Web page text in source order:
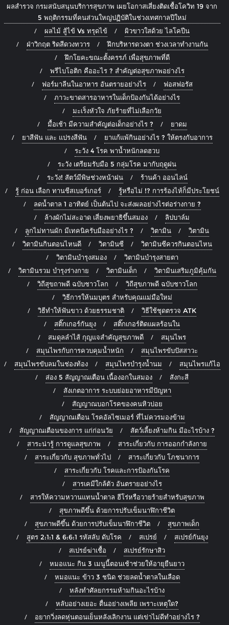
ผลสำรวจ กรมสนับสนุนบริการสุขภาพ เผยโอกาสเสี่ยงติดเชื้อโควิท 19 จาก
5 พฤติกรรมที่คนส่วนใหญ่ปฏิบัติในช่วงเทศกาลปีใหม่
ผลไม้ สู้ไข้ Vs ทรุดไข้
ผิวขาวใสด้วย ไลโคปีน
ฝ่าวิกฤต ริดสีดวงทวาร
ฝึกบริหารดวงตา ช่วงเวลาทำงานกัน
ฝึกโยคะขณะตั้งครรภ์ เพื่อสุขภาพที่ดี
พรีไบโอติก คืออะไร ? สำคัญต่อสุขภาพอย่างไร
ฟอร์มาลีนในอาหาร อันตรายอย่างไร
ฟอสฟอรัส
ภาวะขาดสารอาหารในเด็กป้องกันได้อย่างไร
มะเร็งหัวใจ ภัยร้ายที่ไม่เลือกวัย
มื้อเช้า มีความสำคัญต่อเด็กอย่างไร ?
ยาดม
ยาสีฟัน และ แปรงสีฟัน
ยาแก้แพ้กินอย่างไร ? ให้ตรงกับอาการ
ระวัง 4 โรค พาน้ำหนักลดฮวบ
ระวัง เตรียมรับมือ 5 กลุ่มโรค มากับฤดูฝน
ระวัง! สัตว์มีพิษช่วงหน้าฝน
ร้านค้า ออนไลน์
รู้ ก่อน เลือก ทานชีสเบอร์เกอร์
รู้หรือไม่ !? การร้องไห้ก็มีประโยชน์
ลดน้ำตาล 1 อาทิตย์ เป็นต้นไป จะส่งผลอย่างไรต่อร่างกาย ?
ล้างผักไม่สะอาด เสี่ยงพยาธิขึ้นสมอง
ลิปบาล์ม
ลูกไม่ทานผัก มีเทคนิครับมืออย่างไร ?
วิตามิน
วิตามิน
วิตามินกินตอนไหนดี
วิตามินซี
วิตามินซีควรกินตอนไหน
วิตามินบำรุงสมอง
วิตามินบำรุงสายตา
วิตามินรวม บำรุงร่างกาย
วิตามินเด็ก
วิตามินเสริมภูมิคุ้มกัน
วิถีสุขถาพดี ฉบับชาวโลก
วิถีสุขภาพดี ฉบับชาวโลก
วิธีการให้นมบุตร สำหรับคุณแม่มือใหม่
วิธีทำให้ฟันขาว ด้วยธรรมชาติ
วิธีใช้ชุดตรวจ ATK
สติ๊กเกอร์กันยุง
สติ๊กเกอร์ติดแผลร้อนใน
สมดุลลำไส้ กุญแจสำคัญสุขภาพดี
สมุนไพร
สมุนไพรกับการควบคุมน้ำหนัก
สมุนไพรขับปัสสาวะ
สมุนไพรขับลมในช่องท้อง
สมุนไพรบำรุงน้ำนม
สมุนไพรแก้ไอ
ส่อง 5 สัญญาณเตือน เนื้องอกในสมอง
สังกะสี
สังเกตอาการ ระบบย่อยอาหารมีปัญหา
สัญญาณบอกโรคของคนหิวบ่อย
สัญญาณเตือน โรคอัลไซเมอร์ ที่ไม่ควรมองข้าม
สัญญาณเตือนของการ แก่ก่อนวัย
สัตว์เลี้ยงห้ามกิน มีอะไรบ้าง ?
สาระน่ารู้ การดูแลสุขภาพ
สาระเกี่ยวกับ การออกกำลังกาย
สาระเกี่ยวกับ สุขภาพทั่วไป
สาระเกี่ยวกับ โภชนาการ
สาระเกี่ยวกับ โรคและการป้องกันโรค
สารเคมีใกล้ตัว อันตรายอย่างไร
สารให้ความหวานแทนน้ำตาล ฮีโร่หรือวายร้ายสำหรับสุขภาพ
สุขภาพดีขึ้น ด้วยการปรับเข็มนาฬิกาชีวิต
สุขภาพดีขึ้น ด้วยการปรับเข็มนาฬิกาชีวิต
สุขภาพเด็ก
สูตร 2:1:1 & 6:6:1 รหัสลับ ดับโรค
สเปรย์
สเปรย์กันยุง
สเปรย์ฆ่าเชื้อ
สเปรย์รักษาสิว
หมอแนะ กิน 3 เมนูนี้ตอนเช้าช่วยให้อายุยืนยาว
หมอแนะ ข้าว 3 ชนิด ช่วยลดน้ำตาลในเลือด
หลังทำศัลยกรรมห้ามกินอะไรบ้าง
หลับอย่างเยอะ ตื่นอย่างเพลีย เพราะเหตุใด?
อยากวิ่งลดหุ่นตอนเย็นหลังเลิกงาน แต่เข่าไม่ดีทำอย่างไร ?